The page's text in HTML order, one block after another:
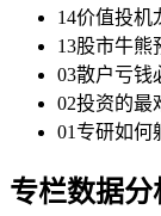
14价值投机
13股市牛熊
03散户亏钱
02投资的最
01专研如何
专栏数据分